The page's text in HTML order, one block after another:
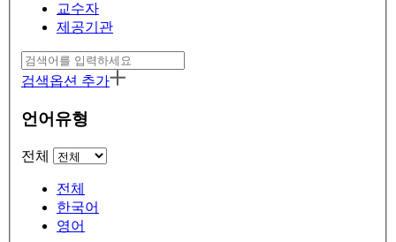
교수자
제공기관
검색옵션 추가
언어유형
전체
전체
한국어
영어